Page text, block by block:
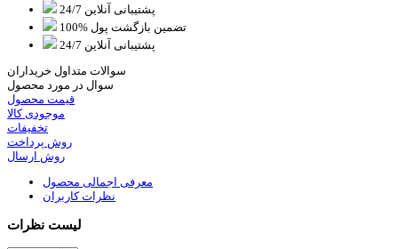
پشتیبانی آنلاین 24/7
100% تضمین بازگشت پول
پشتیبانی آنلاین 24/7
سوالات متداول خریداران
سوال در مورد محصول
قیمت محصول
موجودی کالا
تخفیفات
روش پرداخت
روش ارسال
معرفی اجمالی محصول
نظرات کاربران
لیست نظرات